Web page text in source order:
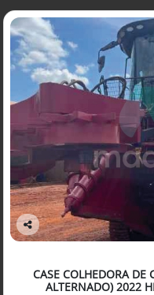
Co
lheCASE COLHEDORA DE
ALTERNADO) 2022